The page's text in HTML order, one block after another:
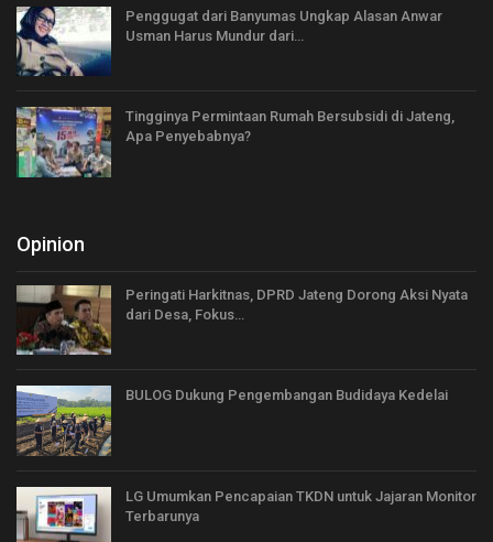
Penggugat dari Banyumas Ungkap Alasan Anwar
Usman Harus Mundur dari…
Tingginya Permintaan Rumah Bersubsidi di Jateng,
Apa Penyebabnya?
Opinion
Peringati Harkitnas, DPRD Jateng Dorong Aksi Nyata
dari Desa, Fokus…
BULOG Dukung Pengembangan Budidaya Kedelai
LG Umumkan Pencapaian TKDN untuk Jajaran Monitor
Terbarunya